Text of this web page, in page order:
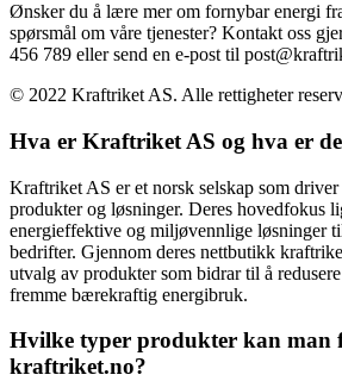
Ønsker du å lære mer om fornybar energi
spørsmål om våre tjenester? Kontakt oss
456 789 eller send en e-post til
© 2022 Kraftriket AS. Alle rettigheter
Hva er Kraftriket AS og hva er
Kraftriket AS er et norsk selskap som
produkter og løsninger. Deres hovedfokus
energieffektive og miljøvennlige løsninger
bedrifter. Gjennom deres nettbutikk
utvalg av produkter som bidrar til å
fremme bærekraftig energibruk.
Hvilke typer produkter kan man
kraftriket.no?